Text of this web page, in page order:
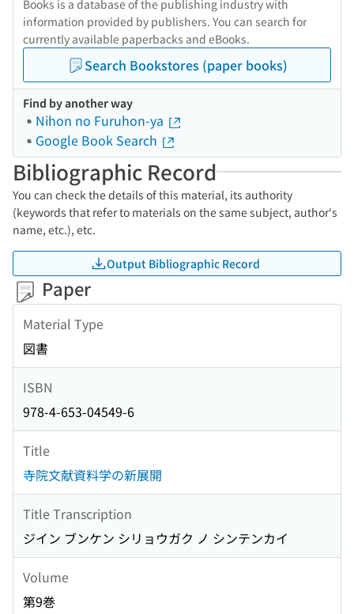
Books is a database of the publishing industry with
information provided by publishers. You can search for
currently available paperbacks and eBooks.
Search Bookstores (paper books)
Find by another way
Nihon no Furuhon-ya
Google Book Search
Bibliographic Record
You can check the details of this material, its authority
(keywords that refer to materials on the same subject, author's
name, etc.), etc.
Output Bibliographic Record
Paper
Material Type
図書
ISBN
978-4-653-04549-6
Title
寺院文献資料学の新展開
Title Transcription
ジイン ブンケン シリョウガク ノ シンテンカイ
Volume
第9巻